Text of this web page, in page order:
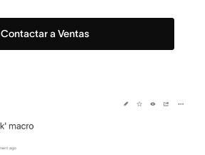
Contactar a Ventas